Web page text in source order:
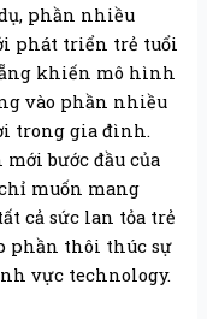
phần nhiều
phát triển trẻ tuổi
khiến mô hình
vào phần nhiều
trong gia đình.
bước đầu của
muốn mang
cả sức lan tỏa trẻ
phần thôi thúc sự
vực technology.